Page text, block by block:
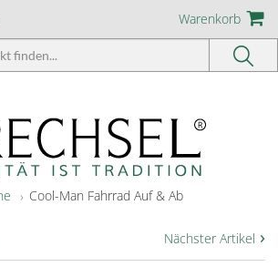
Warenkorb
Cool-Man Fahrrad Auf & Ab
Nächster Artikel ›